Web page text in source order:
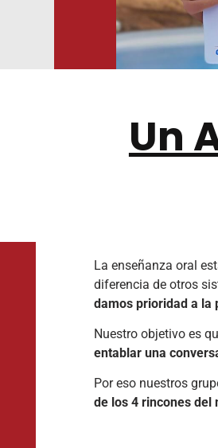
Un
La enseñanza oral
diferencia de otros
damos prioridad a la
Nuestro objetivo es
entablar una
Por eso nuestros
de los 4 rincones del